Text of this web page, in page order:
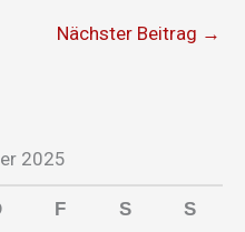
Nächster Beitrag →
2025
F S S